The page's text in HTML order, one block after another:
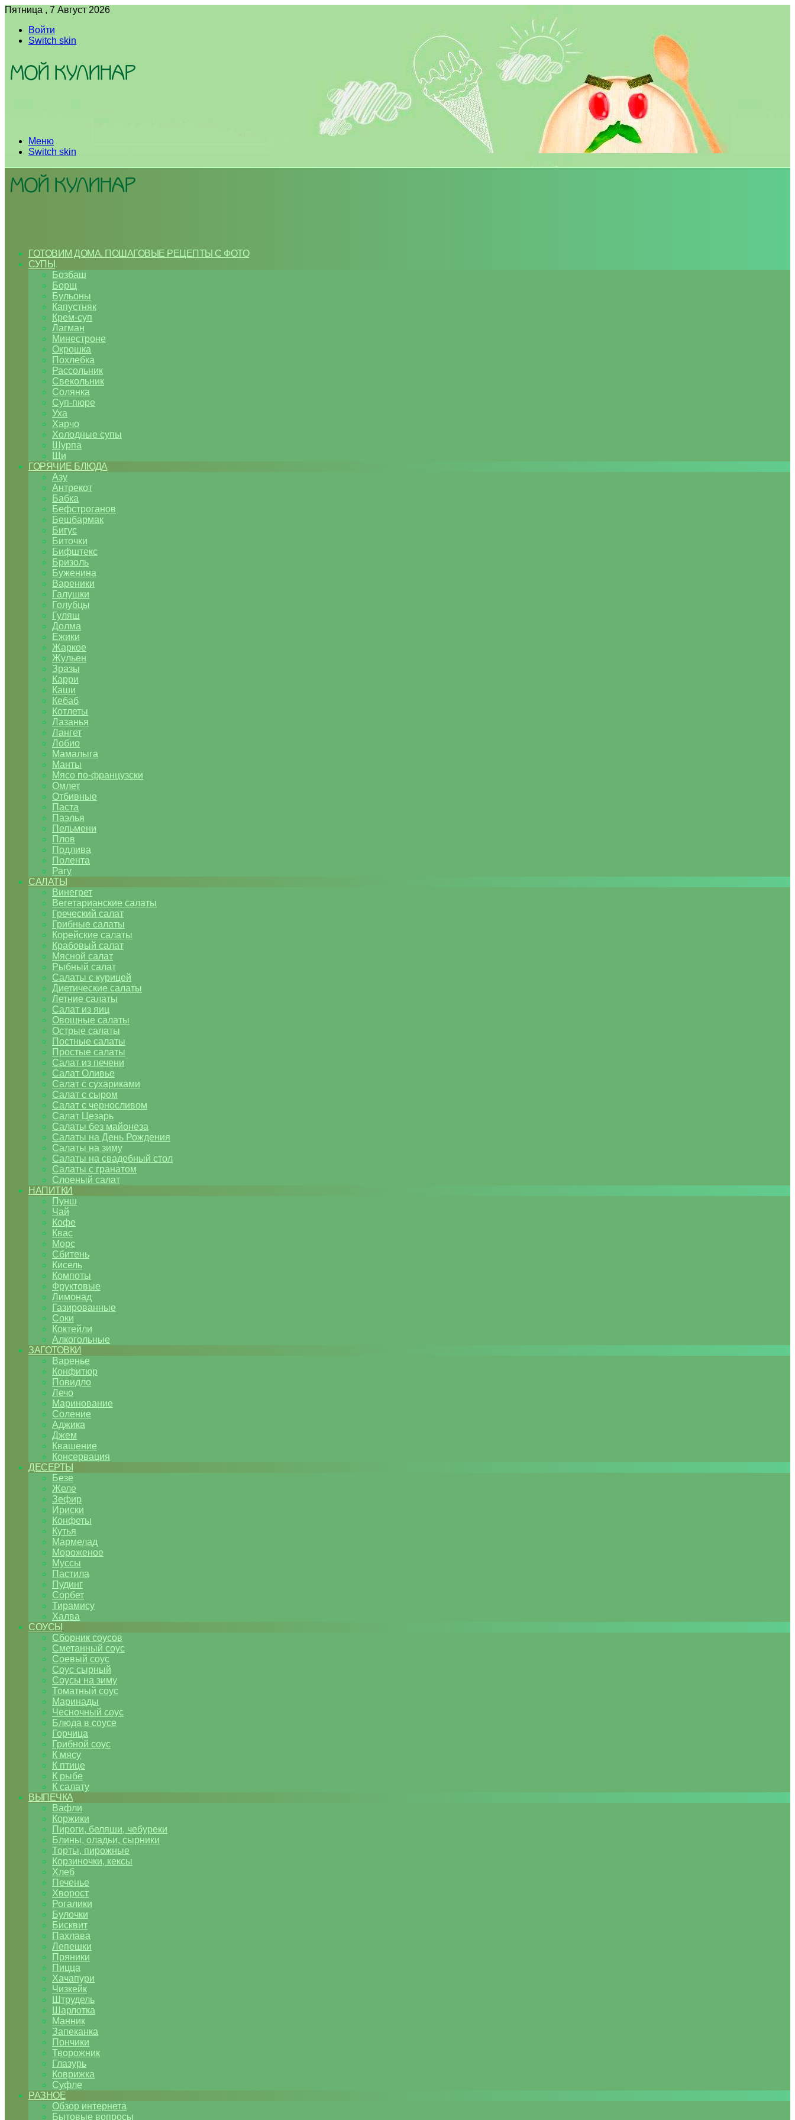
Пятница , 7 Август 2026
Войти
Switch skin
Меню
Switch skin
ГОТОВИМ ДОМА. ПОШАГОВЫЕ РЕЦЕПТЫ С ФОТО
СУПЫ
Бозбаш
Борщ
Бульоны
Капустняк
Крем-суп
Лагман
Минестроне
Окрошка
Похлебка
Рассольник
Свекольник
Солянка
Суп-пюре
Уха
Харчо
Холодные супы
Шурпа
Щи
ГОРЯЧИЕ БЛЮДА
Азу
Антрекот
Бабка
Бефстроганов
Бешбармак
Бигус
Биточки
Бифштекс
Бризоль
Буженина
Вареники
Галушки
Голубцы
Гуляш
Долма
Ежики
Жаркое
Жульен
Зразы
Карри
Каши
Кебаб
Котлеты
Лазанья
Лангет
Лобио
Мамалыга
Манты
Мясо по-французски
Омлет
Отбивные
Паста
Паэлья
Пельмени
Плов
Подлива
Полента
Рагу
САЛАТЫ
Винегрет
Вегетарианские салаты
Греческий салат
Грибные салаты
Корейские салаты
Крабовый салат
Мясной салат
Рыбный салат
Салаты с курицей
Диетические салаты
Летние салаты
Салат из яиц
Овощные салаты
Острые салаты
Постные салаты
Простые салаты
Салат из печени
Салат Оливье
Салат с сухариками
Салат с сыром
Салат с черносливом
Салат Цезарь
Салаты без майонеза
Салаты на День Рождения
Салаты на зиму
Салаты на свадебный стол
Салаты с гранатом
Слоеный салат
НАПИТКИ
Пунш
Чай
Кофе
Квас
Морс
Сбитень
Кисель
Компоты
Фруктовые
Лимонад
Газированные
Соки
Коктейли
Алкогольные
ЗАГОТОВКИ
Варенье
Конфитюр
Повидло
Лечо
Маринование
Соление
Аджика
Джем
Квашение
Консервация
ДЕСЕРТЫ
Безе
Желе
Зефир
Ириски
Конфеты
Кутья
Мармелад
Мороженое
Муссы
Пастила
Пудинг
Сорбет
Тирамису
Халва
СОУСЫ
Сборник соусов
Сметанный соус
Соевый соус
Соус сырный
Соусы на зиму
Томатный соус
Маринады
Чесночный соус
Блюда в соусе
Горчица
Грибной соус
К мясу
К птице
К рыбе
К салату
ВЫПЕЧКА
Вафли
Коржики
Пироги, беляши, чебуреки
Блины, оладьи, сырники
Торты, пирожные
Корзиночки, кексы
Хлеб
Печенье
Хворост
Рогалики
Булочки
Бисквит
Пахлава
Лепешки
Пряники
Пицца
Хачапури
Чизкейк
Штрудель
Шарлотка
Манник
Запеканка
Пончики
Творожник
Глазурь
Коврижка
Суфле
РАЗНОЕ
Обзор интернета
Бытовые вопросы